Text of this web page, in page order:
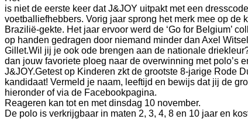
is niet de eerste keer dat J&JOY uitpakt met een
voetballiefhebbers. Vorig jaar sprong het merk mee op de
Brazilië-gekte. Het jaar ervoor werd de ‘Go for Belgium’
op handen gedragen door niemand minder dan Axel
Gillet.Wil jij je ook ode brengen aan de nationale
dan jouw favoriete ploeg naar de overwinning met polo’s
J&JOY.Getest op Kinderen zkt de grootste 8-jarige Rode
kandidaat! Vermeld je naam, leeftijd en bewijs dat jij de
hieronder of via de Facebookpagina.
Reageren kan tot en met dinsdag 10 november.
De polo is verkrijgbaar in maten 2, 3, 4, 8 en 10 jaar en